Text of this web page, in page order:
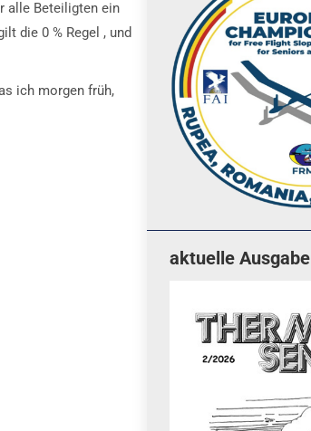
alle Beteiligten ein
die 0 % Regel , und
ich morgen früh,
aktuelle Ausgabe